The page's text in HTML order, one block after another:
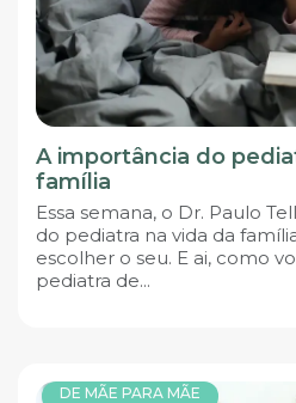
A importância do
família
Essa semana, o Dr. Paulo
do pediatra na vida da
escolher o seu. E ai, como
pediatra de...
DE MÃE PARA MÃE